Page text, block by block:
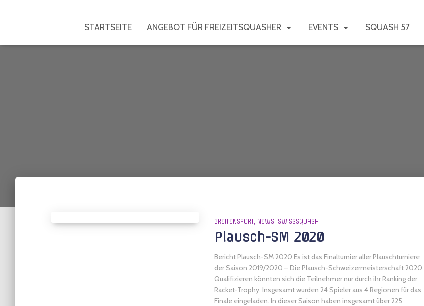
STARTSEITE ANGEBOT FÜR FREIZEITSQUASHER EVENTS SQUASH 57
BREITENSPORT NEWS SWISSSQUASH
Plausch-SM 2020
Bericht Plausch-SM 2020 Es ist das Finalturnier aller Plauschturniere
der Saison 2019/2020 – Die Plausch-Schweizermeisterschaft 2020.
Qualifizieren könnten sich die Teilnehmer nur durch ihr Ranking der
Racket-Trophy. Insgesamt wurden 24 Spieler aus 4 Regionen für das
Finale eingeladen. In dieser Saison haben insgesamt über 225